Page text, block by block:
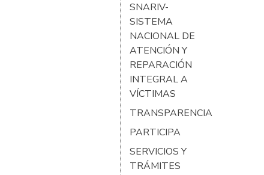
SNARIV-
SISTEMA
NACIONAL DE
ATENCIÓN Y
REPARACIÓN
INTEGRAL A
VÍCTIMAS
TRANSPARENCIA
PARTICIPA
SERVICIOS Y
TRÁMITES